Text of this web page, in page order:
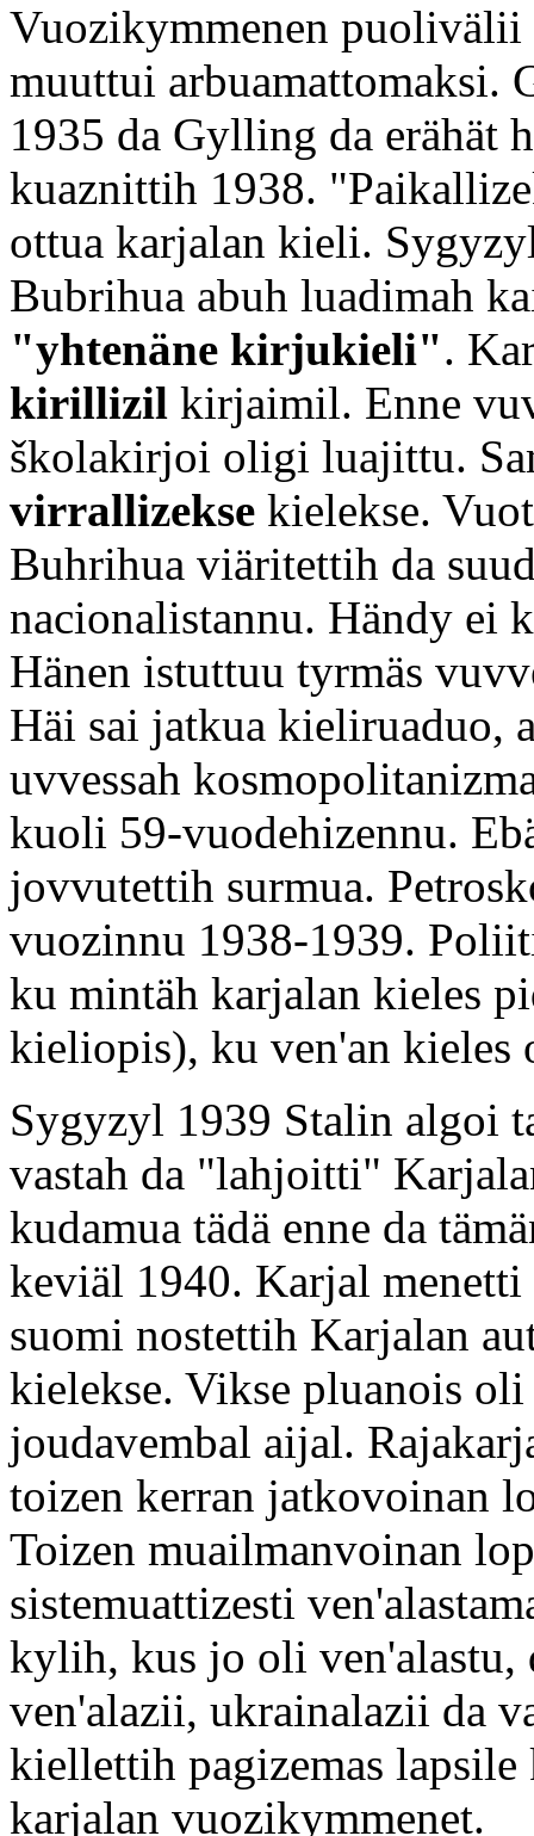
Vuozikymmenen
muuttui arbuamattomaksi.
1935 da Gylling da erähät
kuaznittih 1938.
ottua karjalan kieli.
Bubrihua abuh luadimah
"yhtenäne kirjukieli".
kirillizil kirjaimil. Enne
školakirjoi oligi luajittu.
virrallizekse kielekse.
Buhrihua viäritettih da
nacionalistannu. Händy ei
Hänen istuttuu tyrmäs
Häi sai jatkua kieliruaduo,
uvvessah
kuoli 59-vuodehizennu.
jovvutettih surmua.
vuozinnu 1938-1939.
ku mintäh karjalan kieles
kieliopis), ku ven'an kieles
Sygyzyl 1939 Stalin algoi
vastah da "lahjoitti"
kudamua tädä enne da
keviäl 1940. Karjal
suomi nostettih Karjalan
kielekse. Vikse pluanois
joudavembal aijal.
toizen kerran jatkovoinan
Toizen muailmanvoinan
sistemuattizesti
kylih, kus jo oli ven'alastu,
ven'alazii, ukrainalazii da
kiellettih pagizemas
karjalan vuozikymmenet.